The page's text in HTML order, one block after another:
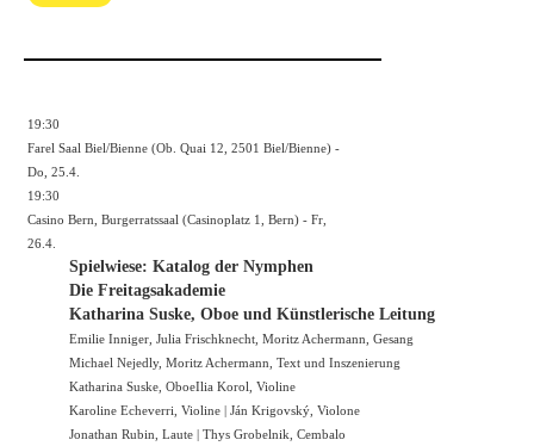
19:30
Farel Saal Biel/Bienne (Ob. Quai 12, 2501 Biel/Bienne) -
Do, 25.4.
19:30
Casino Bern, Burgerratssaal (Casinoplatz 1, Bern) - Fr,
26.4.
Spielwiese: Katalog der Nymphen
Die Freitagsakademie
Katharina Suske, Oboe und Künstlerische Leitung
Emilie Inniger, Julia Frischknecht, Moritz Achermann, Gesang
Michael Nejedly, Moritz Achermann, Text und Inszenierung
Katharina Suske, OboeIlia Korol, Violine
Karoline Echeverri, Violine | Ján Krigovský, Violone
Jonathan Rubin, Laute | Thys Grobelnik, Cembalo